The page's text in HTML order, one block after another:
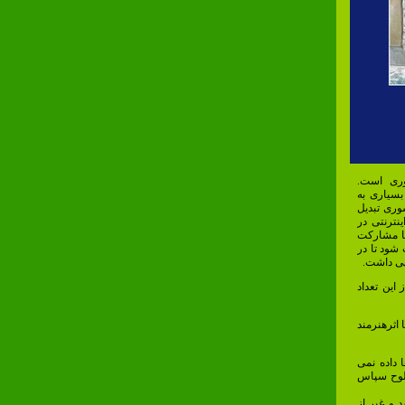
است.
به
تبدیل
در
مشارکت
تا در
داشت.
شرکت کردند. از این تعداد
با ۲۲ اثر و اندونزی با اثرهنرمند
داده نمی
لوح سپاس